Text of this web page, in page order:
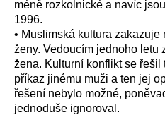
méně rozkolnické a navíc
1996.
• Muslimská kultura zakazuje
ženy. Vedoucím jednoho letu
žena. Kulturní konflikt se řešil
příkaz jinému muži a ten jej
řešení nebylo možné,
jednoduše ignoroval.